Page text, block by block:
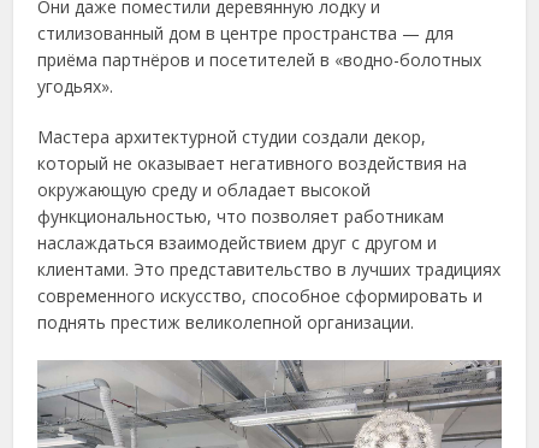
Они даже поместили деревянную лодку и
стилизованный дом в центре пространства — для
приёма партнёров и посетителей в «водно-болотных
угодьях».
Мастера архитектурной студии создали декор,
который не оказывает негативного воздействия на
окружающую среду и обладает высокой
функциональностью, что позволяет работникам
наслаждаться взаимодействием друг с другом и
клиентами. Это представительство в лучших традициях
современного искусство, способное сформировать и
поднять престиж великолепной организации.